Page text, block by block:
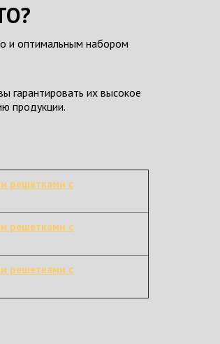
и оптимальным набором
гарантировать их высокое
продукции.
решетками с
решетками с
решетками с